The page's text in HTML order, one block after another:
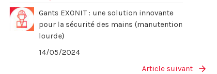
Gants EXONIT : une solution innovante
pour la sécurité des mains (manutention
lourde)
14/05/2024
Article suivant